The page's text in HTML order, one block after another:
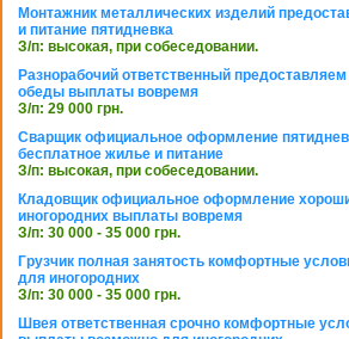
Монтажник металлических изделий
и питание пятидневка
З/п: высокая, при собеседовании.
Разнорабочий ответственный
обеды выплаты вовремя
З/п: 29 000 грн.
Сварщик официальное оформление
бесплатное жилье и питание
З/п: высокая, при собеседовании.
Кладовщик официальное оформление
иногородних выплаты вовремя
З/п: 30 000 - 35 000 грн.
Грузчик полная занятость комфортные
для иногородних
З/п: 30 000 - 35 000 грн.
Швея ответственная срочно комфортные